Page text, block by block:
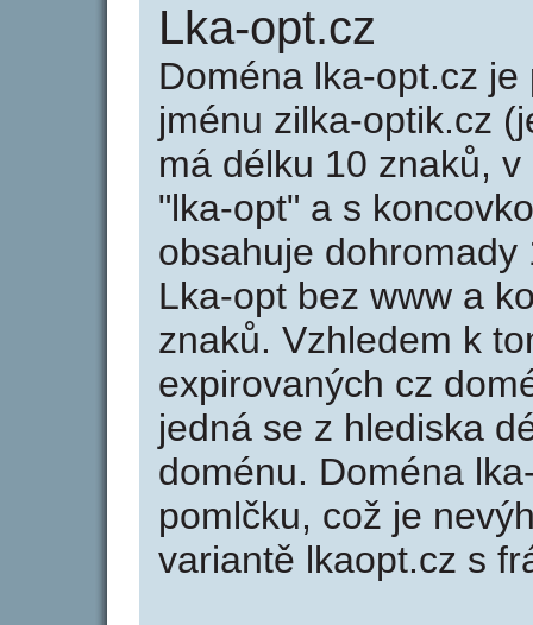
Lka-opt.cz
Doména lka-opt.cz
jménu zilka-optik.cz
má délku 10 znaků,
"lka-opt" a s
obsahuje
Lka-opt bez www a
znaků. Vzhledem k
expirovaných cz
jedná se z hlediska
doménu. Doména
pomlčku, což je
variantě lkaopt.cz s